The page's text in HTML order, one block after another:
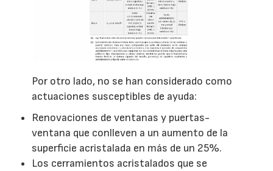
Por otro lado, no se han considerado como
actuaciones susceptibles de ayuda:
Renovaciones de ventanas y puertas-
ventana que conlleven a un aumento de la
superficie acristalada en más de un 25%.
Los cerramientos acristalados que se